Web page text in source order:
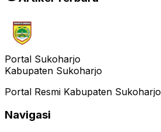
Portal Sukoharjo
Kabupaten Sukoharjo
Portal Resmi Kabupaten Sukoharjo
Navigasi